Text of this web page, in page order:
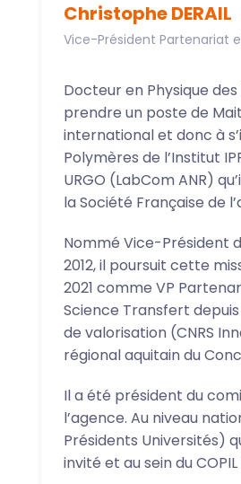
Christophe DERAIL
Vice-Président Partenariat
Docteur en Physique
prendre un poste de
international et donc à
Polymères de l’Institut
URGO (LabCom ANR)
la Société Française de
Nommé Vice-Président
2012, il poursuit cette
2021 comme VP
Science Transfert
de valorisation (CNRS
régional aquitain du
Il a été président du
l’agence. Au niveau
Présidents Universités)
invité et au sein du